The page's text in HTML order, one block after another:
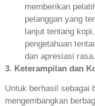
memberikan
pelanggan yang
lanjut tentang
pengetahuan
dan apresiasi rasa.
3. Keterampilan dan
Untuk berhasil sebagai
mengembangkan